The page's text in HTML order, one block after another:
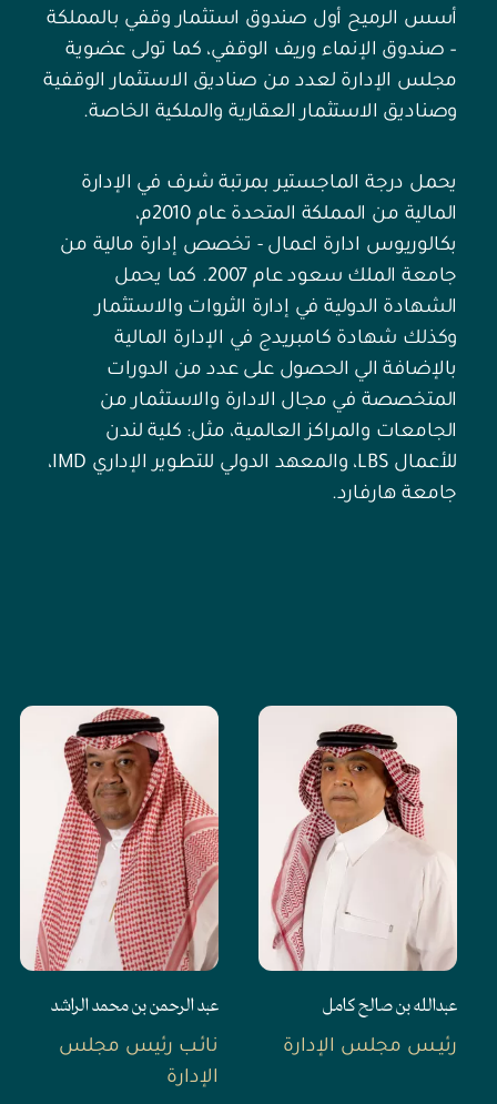
أسس الرميح أول صندوق استثمار وقفي بالمملكة
– صندوق الإنماء وريف الوقفي، كما تولى عضوية
مجلس الإدارة لعدد من صناديق الاستثمار الوقفية
وصناديق الاستثمار العقارية والملكية الخاصة.
يحمل درجة الماجستير بمرتبة شرف في الإدارة
المالية من المملكة المتحدة عام 2010م،
بكالوريوس ادارة اعمال - تخصص إدارة مالية من
جامعة الملك سعود عام 2007. كما يحمل
الشهادة الدولية في إدارة الثروات والاستثمار
وكذلك شهادة كامبريدج في الإدارة المالية
بالإضافة الي الحصول على عدد من الدورات
المتخصصة في مجال الادارة والاستثمار من
الجامعات والمراكز العالمية، مثل: كلية لندن
للأعمال LBS، والمعهد الدولي للتطوير الإداري IMD،
جامعة هارفارد.
عبدالله بن صالح كامل
رئيـس مجلس الإدارة
عبد الرحمن بن محمد الراشد
نائـب رئيس مجلس
الإدارة